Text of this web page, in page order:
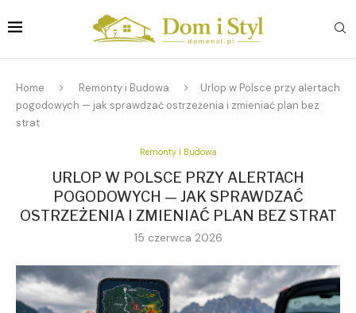
Home Remonty i Budowa
Urlop w Polsce przy alertach
pogodowych — jak sprawdzać ostrzeżenia i zmieniać plan bez
strat
Remonty i Budowa
URLOP W POLSCE PRZY ALERTACH
POGODOWYCH — JAK SPRAWDZAĆ
OSTRZEŻENIA I ZMIENIAĆ PLAN BEZ STRAT
15 czerwca 2026